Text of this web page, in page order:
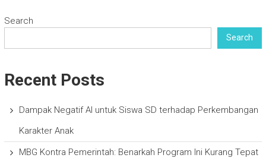
Search
Search
Recent Posts
Dampak Negatif AI untuk Siswa SD terhadap Perkembangan
Karakter Anak
MBG Kontra Pemerintah: Benarkah Program Ini Kurang Tepat